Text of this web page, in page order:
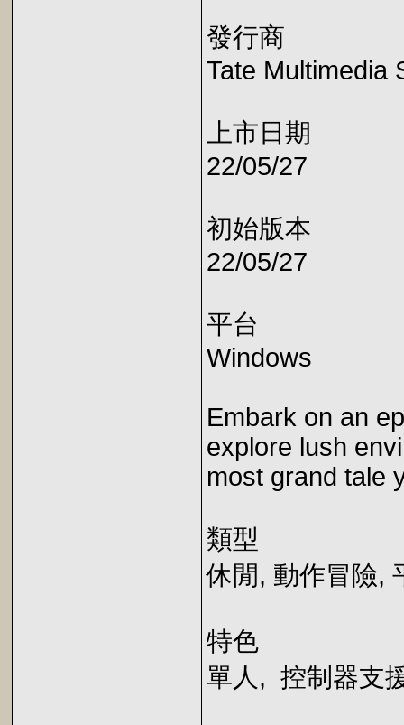
發行商
Tate Multimedia
上市日期
22/05/27
初始版本
22/05/27
平台
Windows
Embark on an
explore lush
most grand tale
類型
休閒, 動作冒險,
特色
單人, 控制器支